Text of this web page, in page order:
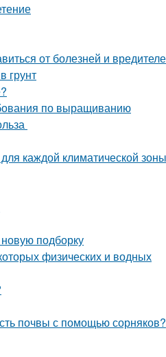
от болезней и
грунт
по выращиванию
каждой климатической
подборку
физических и водных
почвы с помощью сорняков?